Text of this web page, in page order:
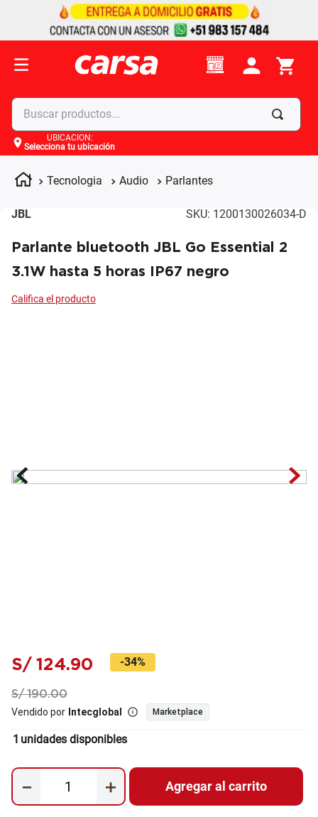
Buscar productos...
UBICACIÓN:
Selecciona tu ubicación
Tecnologia Audio Parlantes
JBL SKU: 1200130026034-D
Parlante bluetooth JBL Go Essential 2
3.1W hasta 5 horas IP67 negro
S/ 124.90 -34%
S/ 190.00
Vendido por Intecglobal Marketplace
1 unidades disponibles
＋
－ Agregar al carrito
Términos más buscados
celulares
4. apple